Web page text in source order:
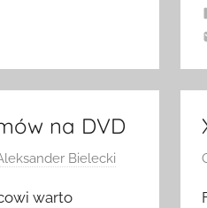
na DVD
Bielecki
warto